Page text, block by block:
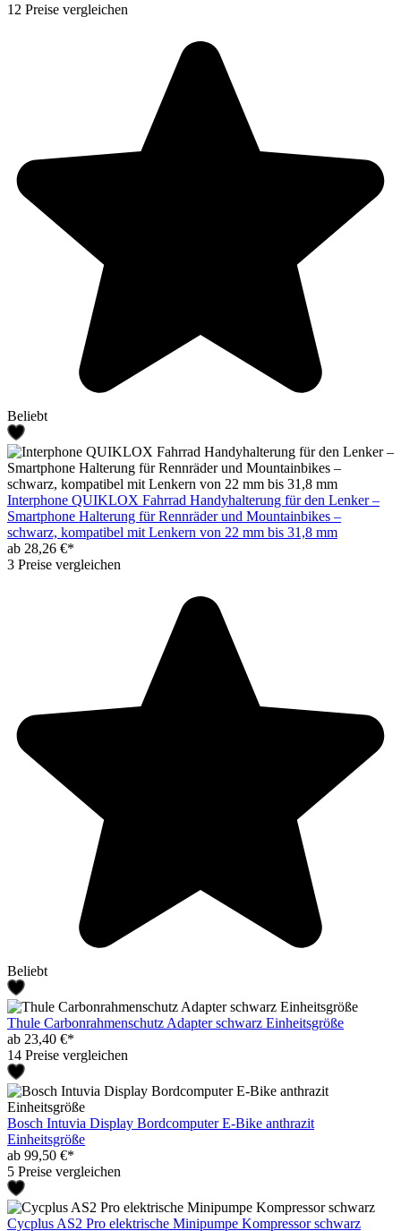
12 Preise vergleichen
Beliebt
Interphone QUIKLOX Fahrrad Handyhalterung für den Lenker –
Smartphone Halterung für Rennräder und Mountainbikes –
schwarz, kompatibel mit Lenkern von 22 mm bis 31,8 mm
ab 28,26 €*
3 Preise vergleichen
Beliebt
Thule Carbonrahmenschutz Adapter schwarz Einheitsgröße
ab 23,40 €*
14 Preise vergleichen
Bosch Intuvia Display Bordcomputer E-Bike anthrazit
Einheitsgröße
ab 99,50 €*
5 Preise vergleichen
Cycplus AS2 Pro elektrische Minipumpe Kompressor schwarz